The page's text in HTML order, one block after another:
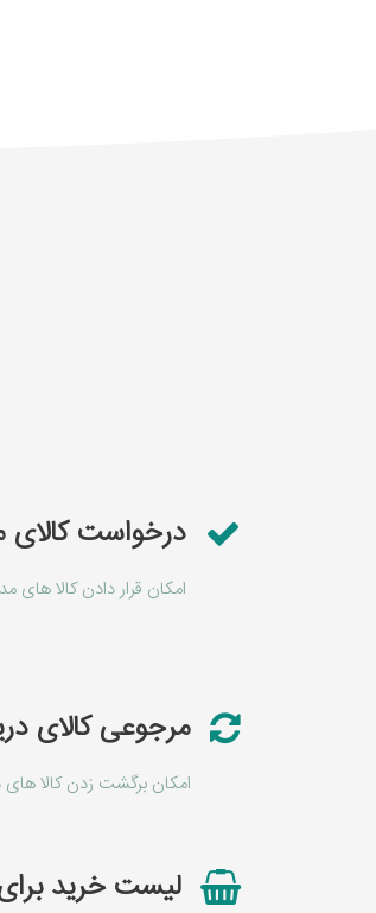
درخواست کالای
امکان قرار دادن کالا
مرجوعی کالای
امکان برگشت زدن کالا های
لیست خرید